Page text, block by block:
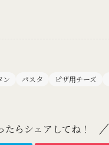
ン パスタ ピザ用チーズ
たらシェアしてね！